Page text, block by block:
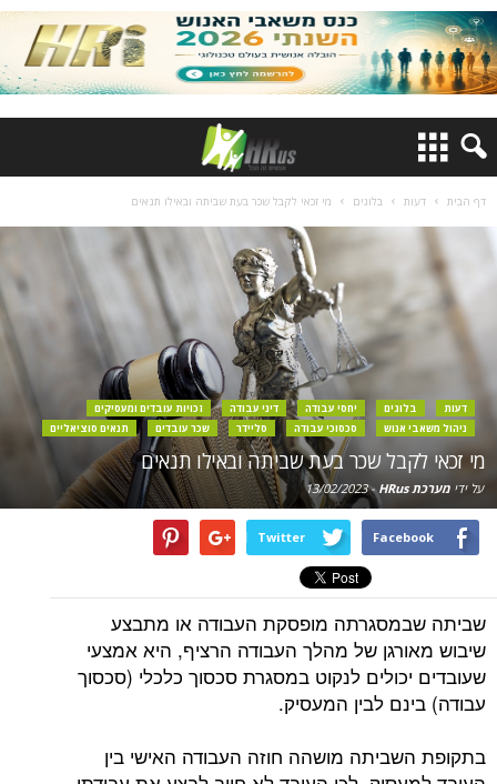
דף הבית דעות בלוגים מי זכאי לקבל שכר בעת שביתה ובאילו תנאים
דעות בלוגים יחסי עבודה דיני עבודה
זכויות עובדים ומעסיקים
ניהול משאבי אנוש
סכסוכי עבודה סליידר שכר עובדים תנאים סוציאליים
מי זכאי לקבל שכר בעת שביתה ובאילו תנאים
על ידי מערכת HRus -
13/02/2023
Facebook
Twitter
שביתה שבמסגרתה מופסקת העבודה או מתבצע
שיבוש מאורגן של מהלך העבודה הרציף, היא אמצעי
שעובדים יכולים לנקוט במסגרת סכסוך כלכלי (סכסוך
עבודה) בינם לבין המעסיק.
בתקופת השביתה מושהה חוזה העבודה האישי בין